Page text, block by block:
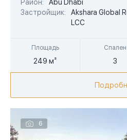
Район:
Abu Dhabi
Застройщик:
Akshara Global
LCC
Площадь
249 м²
Спален
3
6